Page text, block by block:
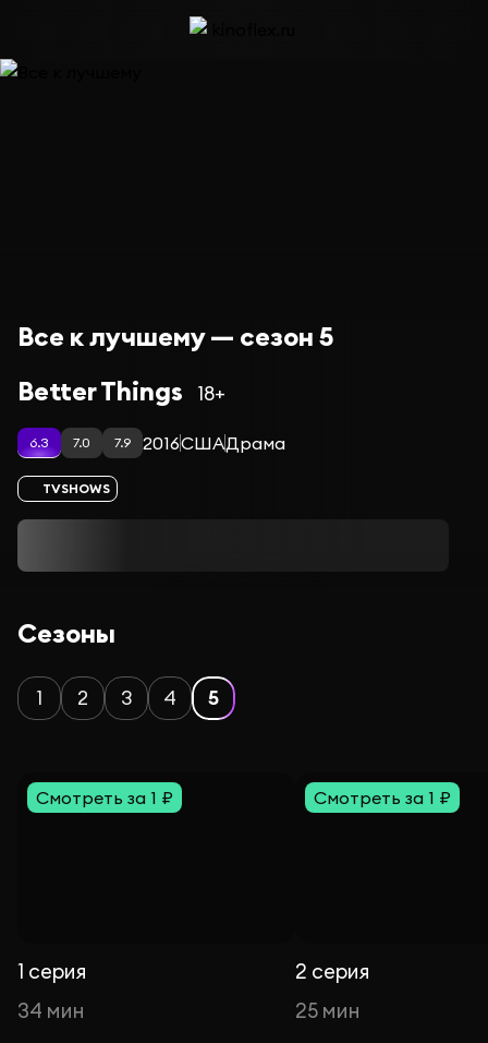
Все к лучшему — сезон 5
Better Things
18+
6.3 7.0 7.9 2016СШАДрама
TVSHOWS
Сезоны
1 2 3 4 5
Смотреть за 1 ₽
1 серия
34 мин
Смотреть за 1 ₽
2 серия
25 мин